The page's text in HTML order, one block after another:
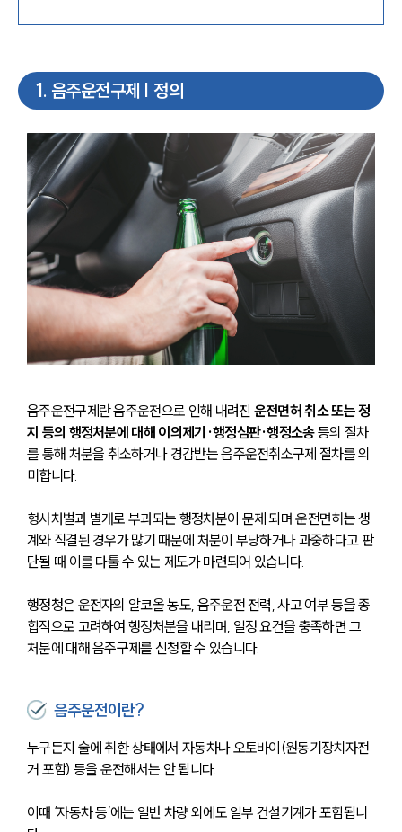
1. 음주운전구제 | 정의
음주운전구제란 음주운전으로 인해 내려진 운전면허 취소 또는 정
지 등의 행정처분에 대해 이의제기·행정심판·행정소송 등의 절차
를 통해 처분을 취소하거나 경감받는 음주운전취소구제 절차를 의
미합니다.
형사처벌과 별개로 부과되는 행정처분이 문제 되며 운전면허는 생
계와 직결된 경우가 많기 때문에 처분이 부당하거나 과중하다고 판
단될 때 이를 다툴 수 있는 제도가 마련되어 있습니다.
행정청은 운전자의 알코올 농도, 음주운전 전력, 사고 여부 등을 종
합적으로 고려하여 행정처분을 내리며, 일정 요건을 충족하면 그
처분에 대해 음주구제를 신청할 수 있습니다.
음주운전이란?
누구든지 술에 취한 상태에서 자동차나 오토바이(원동기장치자전
거 포함) 등을 운전해서는 안 됩니다.
이때 ‘자동차 등’에는 일반 차량 외에도 일부 건설기계가 포함됩니